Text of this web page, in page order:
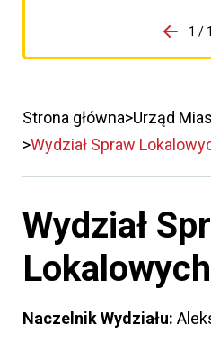
porzpedniego komunikatu
1 / 1
Strona główna Urząd
Wydział Spraw
Wydział
Lokalowych
Naczelnik Wydziału: